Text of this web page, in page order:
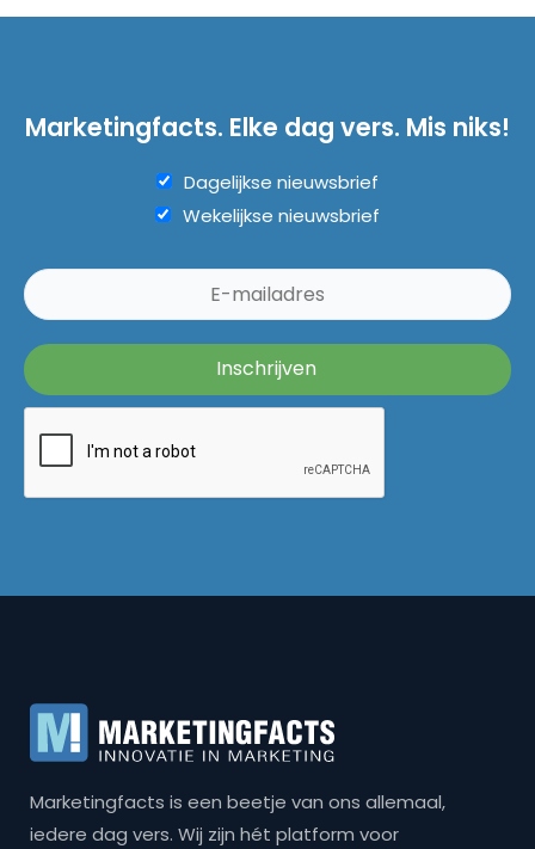
Marketingfacts. Elke dag vers. Mis niks!
Dagelijkse nieuwsbrief
Wekelijkse nieuwsbrief
Marketingfacts is een beetje van ons allemaal,
iedere dag vers. Wij zijn hét platform voor